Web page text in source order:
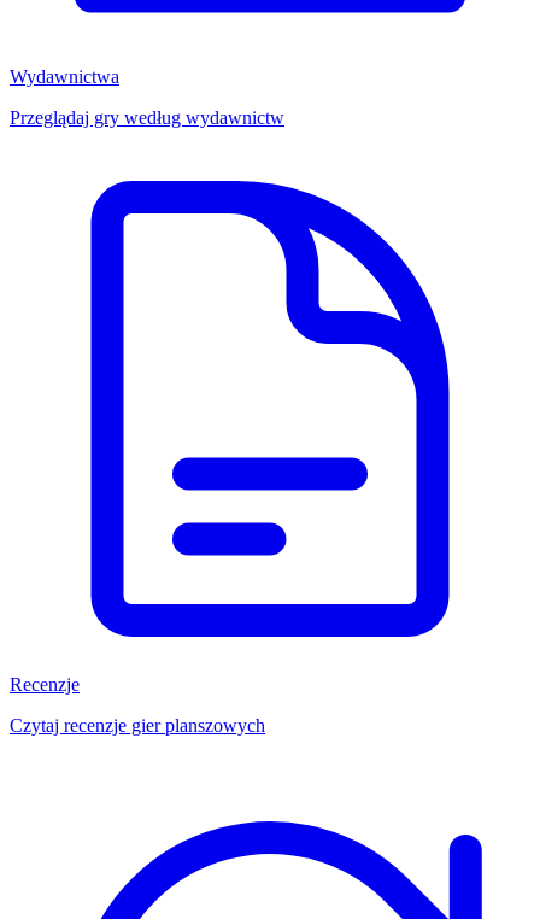
Wydawnictwa
Przeglądaj gry według wydawnictw
Recenzje
Czytaj recenzje gier planszowych